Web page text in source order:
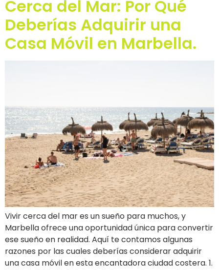
Cerca del Mar: Por Qué
Deberías Adquirir una
Casa Móvil en Marbella.
Vivir cerca del mar es un sueño para muchos, y
Marbella ofrece una oportunidad única para convertir
ese sueño en realidad. Aquí te contamos algunas
razones por las cuales deberías considerar adquirir
una casa móvil en esta encantadora ciudad costera. 1.